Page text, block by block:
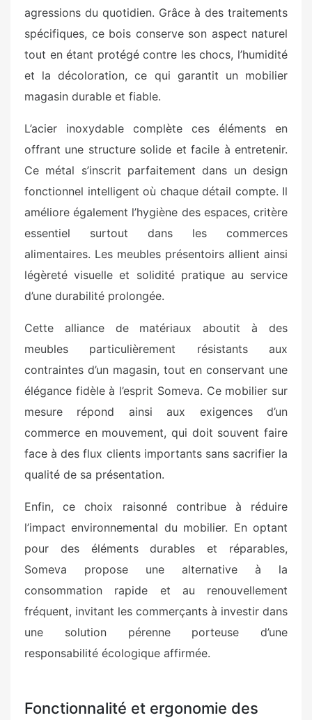
agressions du quotidien. Grâce à des traitements
spécifiques, ce bois conserve son aspect naturel
tout en étant protégé contre les chocs, l’humidité
et la décoloration, ce qui garantit un mobilier
magasin durable et fiable.
L’acier inoxydable complète ces éléments en
offrant une structure solide et facile à entretenir.
Ce métal s’inscrit parfaitement dans un design
fonctionnel intelligent où chaque détail compte. Il
améliore également l’hygiène des espaces, critère
essentiel surtout dans les commerces
alimentaires. Les meubles présentoirs allient ainsi
légèreté visuelle et solidité pratique au service
d’une durabilité prolongée.
Cette alliance de matériaux aboutit à des
meubles particulièrement résistants aux
contraintes d’un magasin, tout en conservant une
élégance fidèle à l’esprit Someva. Ce mobilier sur
mesure répond ainsi aux exigences d’un
commerce en mouvement, qui doit souvent faire
face à des flux clients importants sans sacrifier la
qualité de sa présentation.
Enfin, ce choix raisonné contribue à réduire
l’impact environnemental du mobilier. En optant
pour des éléments durables et réparables,
Someva propose une alternative à la
consommation rapide et au renouvellement
fréquent, invitant les commerçants à investir dans
une solution pérenne porteuse d’une
responsabilité écologique affirmée.
Fonctionnalité et ergonomie des